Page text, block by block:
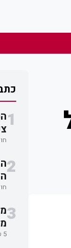
1
2
3
5 שנים לפני